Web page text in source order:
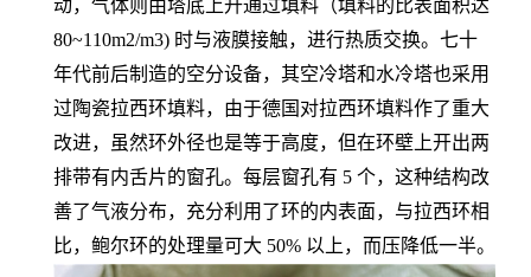
动，气体则由塔底上升通过填料（填料的比表面积达
80~110m2/m3) 时与液膜接触，进行热质交换。七十
年代前后制造的空分设备，其空冷塔和水冷塔也采用
过陶瓷拉西环填料，由于德国对拉西环填料作了重大
改进，虽然环外径也是等于高度，但在环壁上开出两
排带有内舌片的窗孔。每层窗孔有 5 个，这种结构改
善了气液分布，充分利用了环的内表面，与拉西环相
比，鲍尔环的处理量可大 50% 以上，而压降低一半。